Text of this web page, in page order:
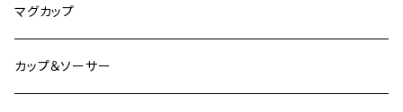
ビンテージ加工
その他
ファイヤーキング
グラスベイク
アンカーホッキング
グラスベイク
マグカップ
カップ＆ソーサー